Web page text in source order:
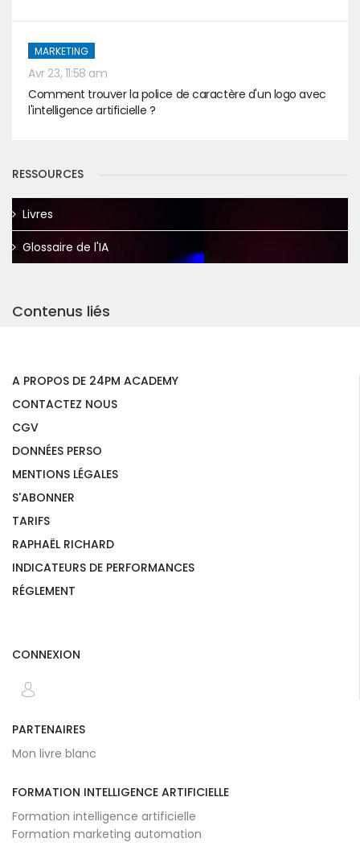
MARKETING
Avr 23, 11:58 am
Comment trouver la police de caractère d'un logo avec
l'intelligence artificielle ?
RESSOURCES
Livres
Glossaire de l'IA
Contenus liés
A PROPOS DE 24PM ACADEMY
CONTACTEZ NOUS
CGV
DONNÉES PERSO
MENTIONS LÉGALES
S'ABONNER
TARIFS
RAPHAËL RICHARD
INDICATEURS DE PERFORMANCES
RÉGLEMENT
CONNEXION
PARTENAIRES
Mon livre blanc
FORMATION INTELLIGENCE ARTIFICIELLE
Formation intelligence artificielle
Formation marketing automation